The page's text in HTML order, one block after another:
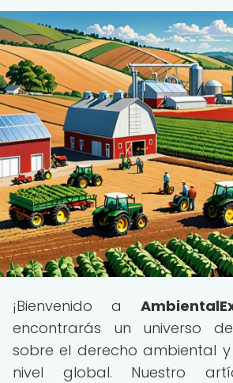
¡Bienvenido a
encontrarás un universo
sobre el derecho ambiental
nivel global. Nuestro